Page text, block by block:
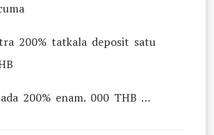
200% tatkala deposit satu
200% enam. 000 THB …